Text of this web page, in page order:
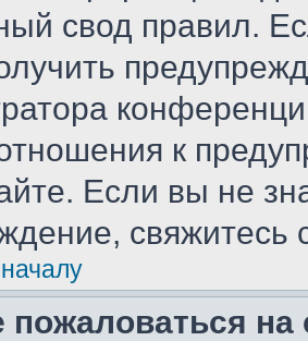
свод правил.
отношения к
Если вы не
пожаловаться